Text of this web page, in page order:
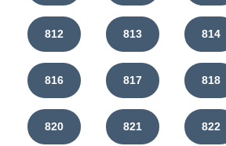
812 813 814
816 817 818
820 821 822